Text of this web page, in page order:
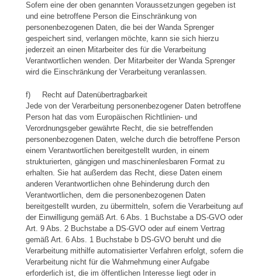
Sofern eine der oben genannten Voraussetzungen gegeben ist
und eine betroffene Person die Einschränkung von
personenbezogenen Daten, die bei der Wanda Sprenger
gespeichert sind, verlangen möchte, kann sie sich hierzu
jederzeit an einen Mitarbeiter des für die Verarbeitung
Verantwortlichen wenden. Der Mitarbeiter der Wanda Sprenger
wird die Einschränkung der Verarbeitung veranlassen.
f) Recht auf Datenübertragbarkeit
Jede von der Verarbeitung personenbezogener Daten betroffene
Person hat das vom Europäischen Richtlinien- und
Verordnungsgeber gewährte Recht, die sie betreffenden
personenbezogenen Daten, welche durch die betroffene Person
einem Verantwortlichen bereitgestellt wurden, in einem
strukturierten, gängigen und maschinenlesbaren Format zu
erhalten. Sie hat außerdem das Recht, diese Daten einem
anderen Verantwortlichen ohne Behinderung durch den
Verantwortlichen, dem die personenbezogenen Daten
bereitgestellt wurden, zu übermitteln, sofern die Verarbeitung auf
der Einwilligung gemäß Art. 6 Abs. 1 Buchstabe a DS-GVO oder
Art. 9 Abs. 2 Buchstabe a DS-GVO oder auf einem Vertrag
gemäß Art. 6 Abs. 1 Buchstabe b DS-GVO beruht und die
Verarbeitung mithilfe automatisierter Verfahren erfolgt, sofern die
Verarbeitung nicht für die Wahrnehmung einer Aufgabe
erforderlich ist, die im öffentlichen Interesse liegt oder in